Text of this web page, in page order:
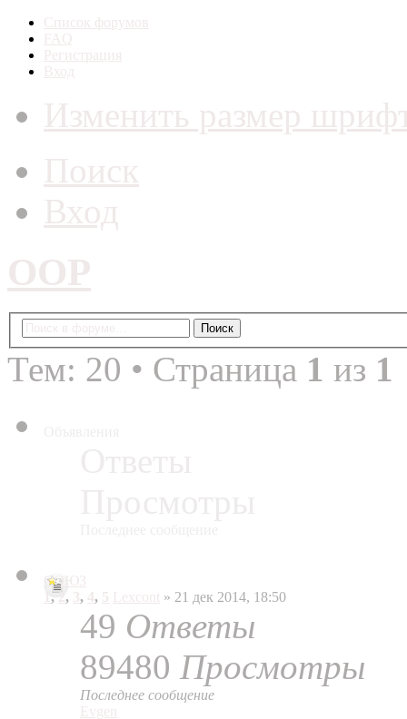
Тем: 20 • Страница 1 из 1
СОЮЗ
,2 , , , » 21 дек 2014, 18:50
49 Ответы
89480 Просмотры
Последнее сообщение